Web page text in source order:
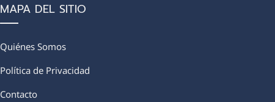
MAPA DEL SITIO
Quiénes Somos
Política de Privacidad
Contacto